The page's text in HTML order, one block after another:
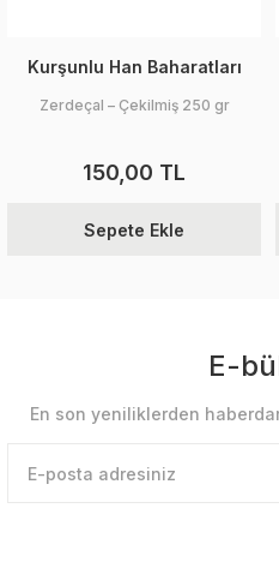
Kurşunlu Han Baharatları
Zerdeçal – Çekilmiş 250 gr
150,00 TL
Sepete Ekle
E-
En son yeniliklerden